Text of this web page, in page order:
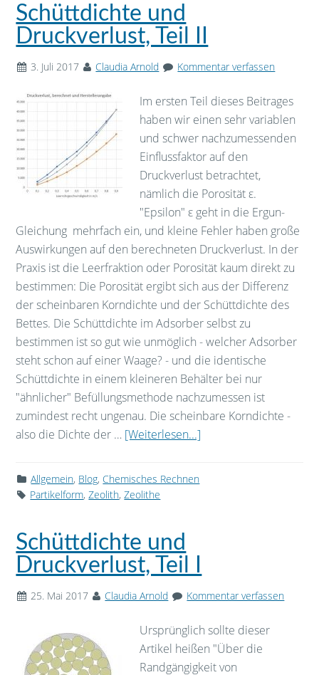
Schüttdichte und
Druckverlust, Teil II
3. Juli 2017 Claudia Arnold Kommentar verfassen
Im ersten Teil dieses Beitrages
haben wir einen sehr variablen
und schwer nachzumessenden
Einflussfaktor auf den
Druckverlust betrachtet,
nämlich die Porosität ε.
"Epsilon" ε geht in die Ergun-
Gleichung mehrfach ein, und kleine Fehler haben große
Auswirkungen auf den berechneten Druckverlust. In der
Praxis ist die Leerfraktion oder Porosität kaum direkt zu
bestimmen: Die Porosität ergibt sich aus der Differenz
der scheinbaren Korndichte und der Schüttdichte des
Bettes. Die Schüttdichte im Adsorber selbst zu
bestimmen ist so gut wie unmöglich - welcher Adsorber
steht schon auf einer Waage? - und die identische
Schüttdichte in einem kleineren Behälter bei nur
"ähnlicher" Befüllungsmethode nachzumessen ist
zumindest recht ungenau. Die scheinbare Korndichte -
also die Dichte der … [Weiterlesen...]
Allgemein, Blog, Chemisches Rechnen
Partikelform,Zeolith,Zeolithe
Schüttdichte und
Druckverlust, Teil I
25. Mai 2017 Claudia Arnold Kommentar verfassen
Ursprünglich sollte dieser
Artikel heißen "Über die
Randgängigkeit von